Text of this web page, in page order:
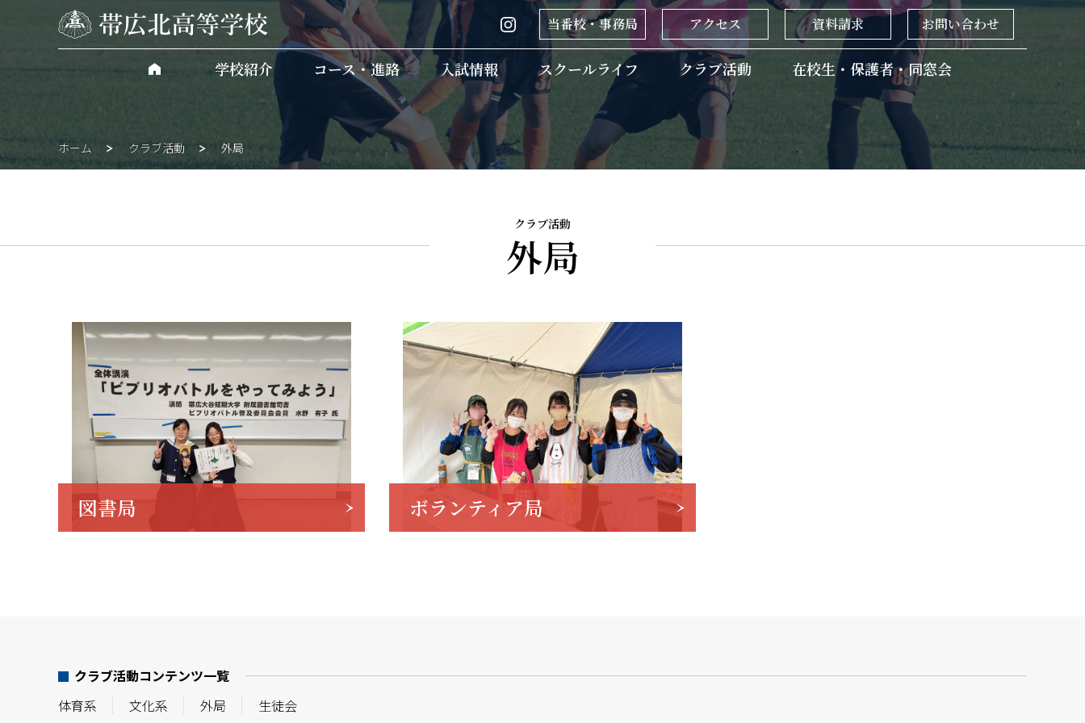
当番校・事務局 アクセス 資料請求 お問い合わせ
ホーム
学校紹介 コース・進路 入試情報 スクールライフ クラブ活動 在校生・保護者・同窓会
ホーム クラブ活動 外局
クラブ活動
外局
図書局 ボランティア局
クラブ活動コンテンツ一覧
体育系
文化系 外局 生徒会